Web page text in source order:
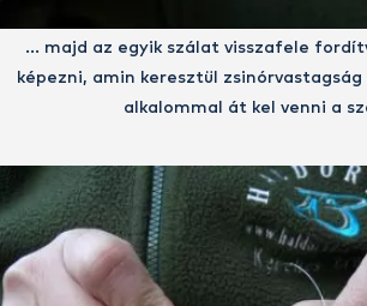
… majd az egyik szálat visszafele
képezni, amin keresztül
alkalommal át kel venni a